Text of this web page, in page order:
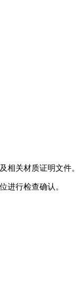
相关材质证明文件。
进行检查确认。